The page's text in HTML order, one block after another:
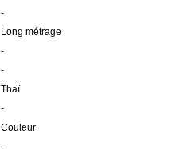
-
Long métrage
-
-
Thaï
-
Couleur
-